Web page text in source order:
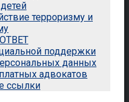
терроризму и
поддержки
данных
адвокатов
ссылки